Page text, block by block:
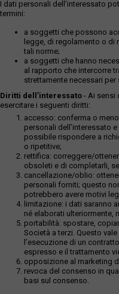
I dati personali dell’interessato
termini:
a soggetti che possono
legge, di regolamento o di
tali norme;
a soggetti che hanno
al rapporto che intercorre
strettamente necessari
Diritti dell’interessato - Ai sensi
esercitare i seguenti diritti:
accesso: conferma o
personali dell’interessato
possibile rispondere a
o ripetitive;
rettifica: correggere/
obsoleti e di completarli,
cancellazione/oblio:
personali forniti; questo
potrebbero avere motivi
limitazione: i dati saranno
né elaborati ulteriormente,
portabilità: spostare,
Società a terzi. Questo
l’esecuzione di un
espresso e il trattamento
opposizione al marketing
revoca del consenso in
basi sul consenso.